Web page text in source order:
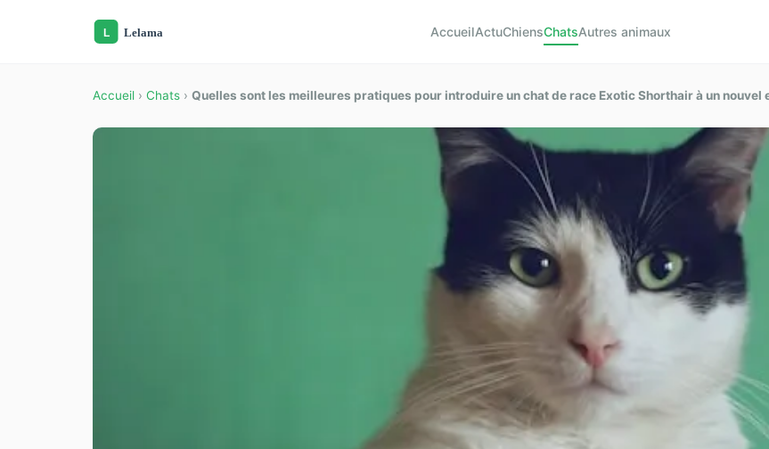
AccueilActuChiensChatsAutres animaux
Accueil › Chats › Quelles sont les meilleures pratiques pour introduire un chat de race Exotic Shorthair à un nouvel